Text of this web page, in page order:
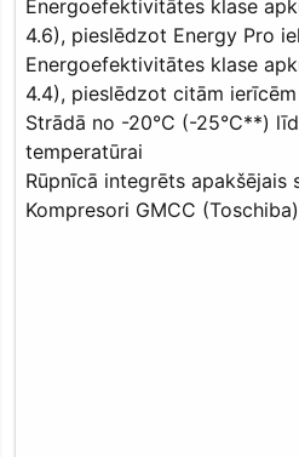
Energoefektivitātes klase
4.6), pieslēdzot Energy Pro
Energoefektivitātes klase
4.4), pieslēdzot citām ierīcēm
Strādā no -20°C (-25°C**)
temperatūrai
Rūpnīcā integrēts apakšējais
Kompresori GMCC